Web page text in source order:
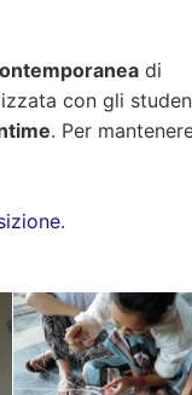
di
con gli
. Per
.